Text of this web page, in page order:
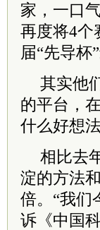
家，一口
再度将4个
届“先导杯
其实他
的平台，
什么好想
相比去
淀的方法
倍。“我们
诉《中国